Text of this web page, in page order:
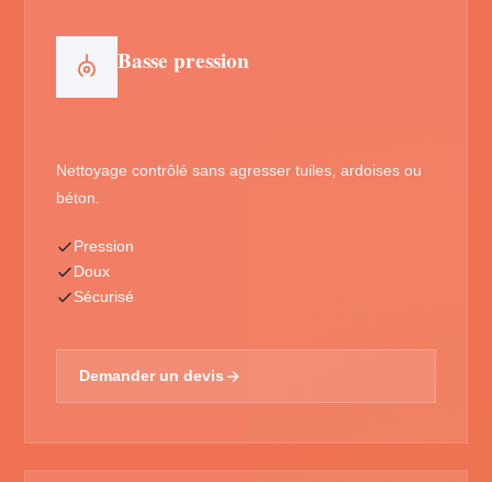
Basse pression
Nettoyage contrôlé sans agresser tuiles, ardoises ou
béton.
Pression
Doux
Sécurisé
Demander un devis